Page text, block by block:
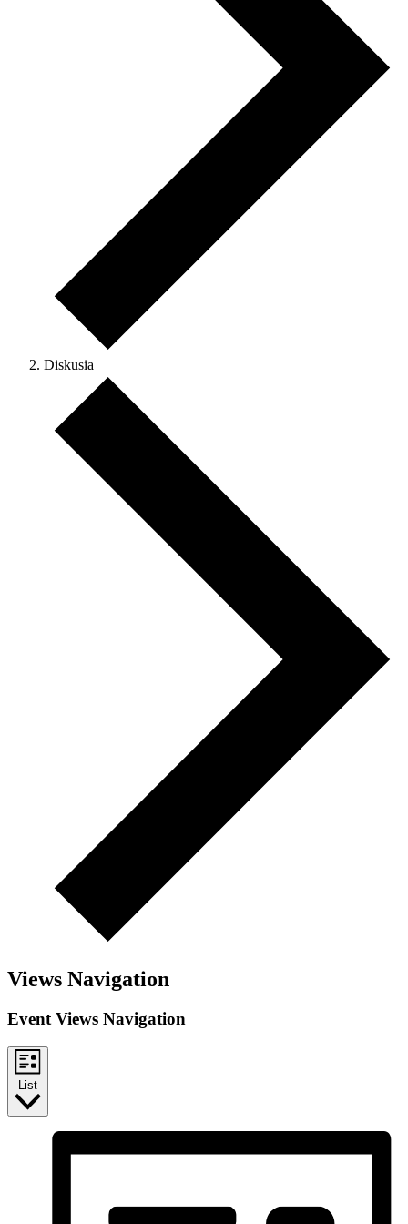
Diskusia
Views Navigation
Event Views Navigation
List